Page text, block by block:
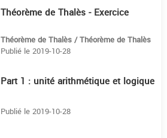
Théorème de Thalès - Exercice
Théorème de Thalès / Théorème de Thalès
Publié le 2019-10-28
Part 1 : unité arithmétique et logique
Publié le 2019-10-28